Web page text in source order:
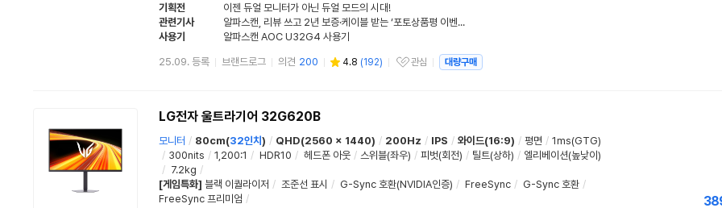
기획전
이젠 듀얼 모니터가 아닌 듀얼 모드의 시대!
관련기사
알파스캔, 리뷰 쓰고 2년 보증·케이블 받는 ‘포토상품평 이벤트’ 진행
사용기
알파스캔 AOC U32G4 사용기
25.09. 등록 브랜드로그 의견 200 4.8 (192)
관심상품
관심 대량구매
LG전자 울트라기어 32G620B
모니터 / 80cm(32인치 ) / QHD(2560 x 1440) / 200Hz / IPS / 와이드(16:9) / 평면 / 1ms(GTG)
/ 300nits / 1,200:1 / HDR10 / 헤드폰 아웃 / 스위블(좌우) / 피벗(회전) / 틸트(상하) / 엘리베이션(높낮이)
/ 7.2kg /
[게임특화] 블랙 이퀄라이저 / 조준선 표시 / G-Sync 호환(NVIDIA인증) / FreeSync / G-Sync 호환 /
FreeSync 프리미엄 /